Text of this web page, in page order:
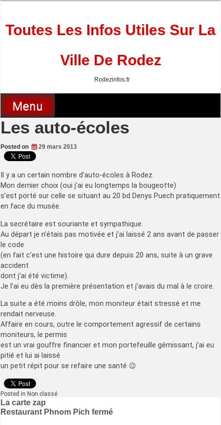
Toutes Les Infos Utiles Sur La
Ville De Rodez
Rodezinfos.fr
Menu
Les auto-écoles
Posted on 29 mars 2013
Il y a un certain nombre d’auto-écoles à Rodez.
Mon dernier choix (oui j’ai eu longtemps la bougeotte)
s’est porté sur celle se situant au 20 bd Denys Puech pratiquement
en face du musée.
La secrétaire est souriante et sympathique.
Au départ je n’étais pas motivée et j’ai laissé 2 ans avant de passer
le code
(en fait c’est une histoire qui dure depuis 20 ans, suite à un grave
accident
dont j’ai été victime).
Je l’ai eu dès la première présentation et j’avais du mal à le croire.
La suite a été moins drôle, mon moniteur était stressé et me
rendait nerveuse.
Affaire en cours, outre le comportement agressif de certains
moniteurs, le permis
est un vrai gouffre financier et mon portefeuille gémissant, j’ai eu
pitié et lui ai laissé
un petit répit pour se refaire une santé 😉
Posted in Non classé
Navigation
de
La carte zap
Restaurant Phnom Pich fermé